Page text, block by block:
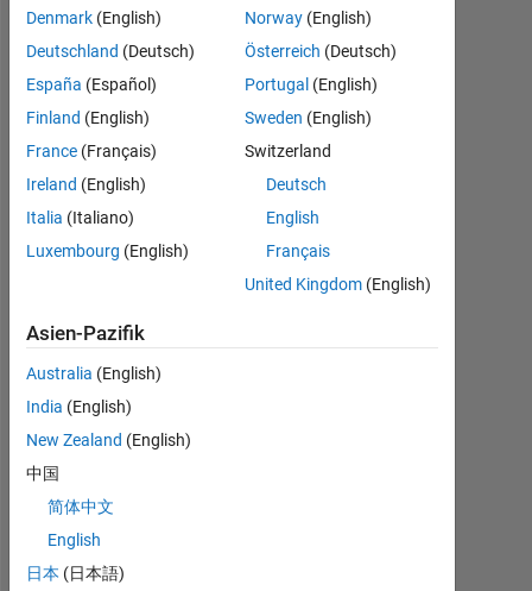
Statistik
MATLAB Answers
BEITRÄGE
0
2
RANG
302.028
REPUTATION
Denmark (English)
Deutschland (Deutsch)
España (Español)
Finland (English)
France (Français)
Ireland (English)
Italia (Italiano)
Luxembourg (English)
Norway (English)
Österreich (Deutsch)
Portugal (English)
Sweden (English)
Switzerland
Deutsch
English
Français
United Kingdom (English)
Asien-Pazifik
Australia (English)
India (English)
New Zealand (English)
中国
简体中文
English
日本 (日本語)